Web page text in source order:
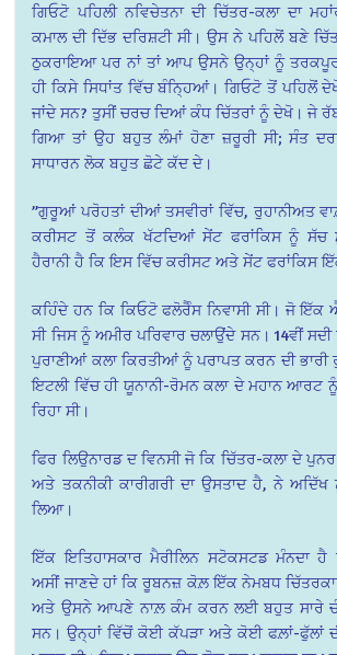
ਗਿਓਟੋ ਪਹਿਲੀ ਨਵਿਚੇਤਨਾ ਦੀ ਚਿੱਤਰ-ਕਲਾ ਦਾ
ਕਮਾਲ ਦੀ ਦਿੱਭ ਦਰਿਸ਼ਟੀ ਸੀ। ਉਸ ਨੇ ਪਹਿਲੋਂ ਬਣੇ
ਠੁਕਰਾਇਆ ਪਰ ਨਾਂ ਤਾਂ ਆਪ ਉਸਨੇ ਉਨ੍ਹਾਂ ਨੂੰ
ਹੀ ਕਿਸੇ ਸਿਧਾਂਤ ਵਿੱਚ ਬੰਨ੍ਹਿਆਂ। ਗਿਓਟੋ ਤੋਂ ਪਹਿਲੋਂ
ਜਾਂਦੇ ਸਨ? ਤੁਸੀਂ ਚਰਚ ਦਿਆਂ ਕੰਧ ਚਿੱਤਰਾਂ ਨੂੰ ਦੇਖੋ। ਜੇ
ਗਿਆ ਤਾਂ ਉਹ ਬਹੁਤ ਲੰਮਾਂ ਹੋਣਾ ਜ਼ਰੂਰੀ ਸੀ; ਸੰਤ
ਸਾਧਾਰਨ ਲੋਕ ਬਹੁਤ ਛੋਟੇ ਕੱਦ ਦੇ।
”ਗੁਰੂਆਂ ਪਰੋਹਤਾਂ ਦੀਆਂ ਤਸਵੀਰਾਂ ਵਿੱਚ, ਰੁਹਾਨੀਅਤ
ਕਰੀਸਟ ਤੋਂ ਕਲੰਕ ਖੱਟਦਿਆਂ ਸੇਂਟ ਫਰਾਂਕਿਸ ਨੂੰ ਸੱਚ
ਹੈਰਾਨੀ ਹੈ ਕਿ ਇਸ ਵਿੱਚ ਕਰੀਸਟ ਅਤੇ ਸੇਂਟ ਫਰਾਂਕਿਸ
ਕਹਿੰਦੇ ਹਨ ਕਿ ਕਿਓਟੋ ਫਲੋਰੈੰਸ ਨਿਵਾਸੀ ਸੀ। ਜੋ ਇੱਕ
ਸੀ ਜਿਸ ਨੂੰ ਅਮੀਰ ਪਰਿਵਾਰ ਚਲਾਉਂਦੇ ਸਨ। 14ਵੀਂ ਸਦੀ
ਪੁਰਾਣੀਆਂ ਕਲਾ ਕਿਰਤੀਆਂ ਨੂੰ ਪਰਾਪਤ ਕਰਨ ਦੀ ਭਾਰੀ
ਇਟਲੀ ਵਿੱਚ ਹੀ ਯੂਨਾਨੀ-ਰੋਮਨ ਕਲਾ ਦੇ ਮਹਾਨ ਆਰਟ
ਰਿਹਾ ਸੀ।
ਫਿਰ ਲਿਉਨਾਰਡ ਦ ਵਿਨਸੀ ਜੋ ਕਿ ਚਿੱਤਰ-ਕਲਾ ਦੇ
ਅਤੇ ਤਕਨੀਕੀ ਕਾਰੀਗਰੀ ਦਾ ਉਸਤਾਦ ਹੈ, ਨੇ ਅਦਿੱਖ
ਲਿਆ।
ਇੱਕ ਇਤਿਹਾਸਕਾਰ ਮੈਰੀਲਿਨ ਸਟੋਕਸਟਡ ਮੰਨਦਾ ਹੈ
ਅਸੀਂ ਜਾਣਦੇ ਹਾਂ ਕਿ ਰੂਬਨਜ਼ ਕੋਲ਼ ਇੱਕ ਨੇਮਬਧ
ਅਤੇ ਉਸਨੇ ਆਪਣੇ ਨਾਲ਼ ਕੰਮ ਕਰਨ ਲਈ ਬਹੁਤ ਸਾਰੇ
ਸਨ। ਉਨ੍ਹਾਂ ਵਿੱਚੋਂ ਕੋਈ ਕੱਪੜਾ ਅਤੇ ਕੋਈ ਫਲ਼ਾਂ-ਫੁੱਲਾਂ